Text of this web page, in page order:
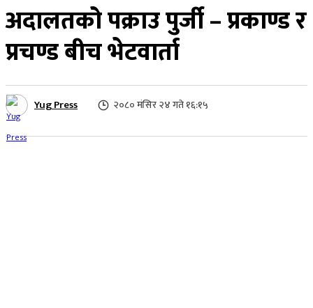
अदालतको पक्राउ पुर्जी – प्रकाण्ड र
प्रचण्ड बीच भेटवार्ता
Yug Press २०८० मंसिर २४ गते १६:१५